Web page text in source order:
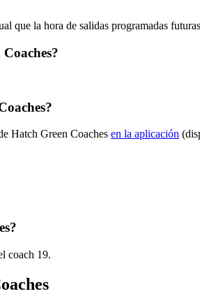
que la hora de salidas programadas
Hatch Green Coaches en la aplicación
coach 19.